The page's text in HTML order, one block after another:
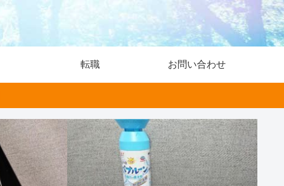
転職 お問い合わせ